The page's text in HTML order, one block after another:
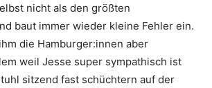
nicht als den größten
baut immer wieder kleine Fehler ein.
die Hamburger:innen aber
weil Jesse super sympathisch ist
sitzend fast schüchtern auf der